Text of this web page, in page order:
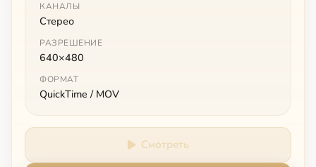
КАНАЛЫ
Стерео
РАЗРЕШЕНИЕ
640×480
ФОРМАТ
QuickTime / MOV
Смотреть